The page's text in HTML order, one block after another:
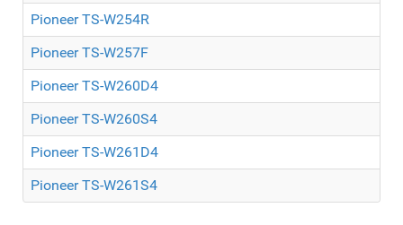
Pioneer TS-W254R
Pioneer TS-W257F
Pioneer TS-W260D4
Pioneer TS-W260S4
Pioneer TS-W261D4
Pioneer TS-W261S4